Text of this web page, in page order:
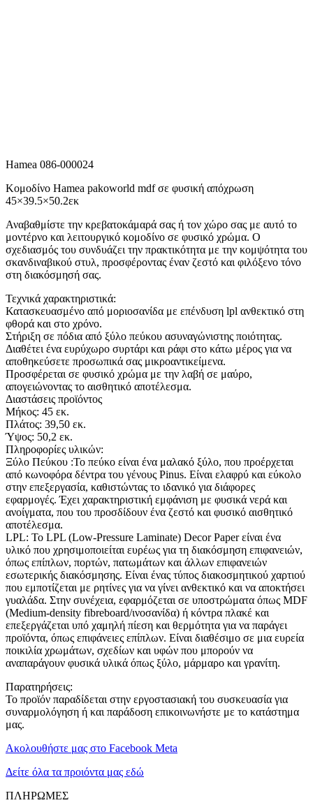
Hamea 086-000024
Κομοδίνο Hamea pakoworld mdf σε φυσική απόχρωση
45×39.5×50.2εκ
Αναβαθμίστε την κρεβατοκάμαρά σας ή τον χώρο σας με αυτό το
μοντέρνο και λειτουργικό κομοδίνο σε φυσικό χρώμα. Ο
σχεδιασμός του συνδυάζει την πρακτικότητα με την κομψότητα του
σκανδιναβικού στυλ, προσφέροντας έναν ζεστό και φιλόξενο τόνο
στη διακόσμησή σας.
Τεχνικά χαρακτηριστικά:
Κατασκευασμένο από μοριοσανίδα με επένδυση lpl ανθεκτικό στη
φθορά και στο χρόνο.
Στήριξη σε πόδια από ξύλο πεύκου ασυναγώνιστης ποιότητας.
Διαθέτει ένα ευρύχωρο συρτάρι και ράφι στο κάτω μέρος για να
αποθηκεύσετε προσωπικά σας μικροαντικείμενα.
Προσφέρεται σε φυσικό χρώμα με την λαβή σε μαύρο,
απογειώνοντας το αισθητικό αποτέλεσμα.
Διαστάσεις προϊόντος
Μήκος: 45 εκ.
Πλάτος: 39,50 εκ.
Ύψος: 50,2 εκ.
Πληροφορίες υλικών:
Ξύλο Πεύκου :Το πεύκο είναι ένα μαλακό ξύλο, που προέρχεται
από κωνοφόρα δέντρα του γένους Pinus. Είναι ελαφρύ και εύκολο
στην επεξεργασία, καθιστώντας το ιδανικό για διάφορες
εφαρμογές. Έχει χαρακτηριστική εμφάνιση με φυσικά νερά και
ανοίγματα, που του προσδίδουν ένα ζεστό και φυσικό αισθητικό
αποτέλεσμα.
LPL: Το LPL (Low-Pressure Laminate) Decor Paper είναι ένα
υλικό που χρησιμοποιείται ευρέως για τη διακόσμηση επιφανειών,
όπως επίπλων, πορτών, πατωμάτων και άλλων επιφανειών
εσωτερικής διακόσμησης. Είναι ένας τύπος διακοσμητικού χαρτιού
που εμποτίζεται με ρητίνες για να γίνει ανθεκτικό και να αποκτήσει
γυαλάδα. Στην συνέχεια, εφαρμόζεται σε υποστρώματα όπως MDF
(Medium-density fibreboard/ινοσανίδα) ή κόντρα πλακέ και
επεξεργάζεται υπό χαμηλή πίεση και θερμότητα για να παράγει
προϊόντα, όπως επιφάνειες επίπλων. Είναι διαθέσιμο σε μια ευρεία
ποικιλία χρωμάτων, σχεδίων και υφών που μπορούν να
αναπαράγουν φυσικά υλικά όπως ξύλο, μάρμαρο και γρανίτη.
Παρατηρήσεις:
Το προϊόν παραδίδεται στην εργοστασιακή του συσκευασία για
συναρμολόγηση ή και παράδοση επικοινωνήστε με το κατάστημα
μας.
Ακολουθήστε μας στο Facebook Meta
Δείτε όλα τα προιόντα μας εδώ
ΠΛΗΡΩΜΕΣ